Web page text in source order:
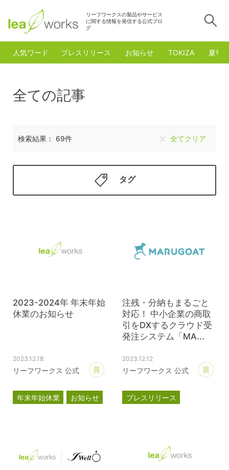
リーフワークスの製品やサービス
に関する情報を発信する公式ブロ
グ
人気ワード プレスリリース お知らせ TOKIZA 夏季
全ての記事
検索結果： 69件 全てクリア
タグ
2023-2024年 年末年始
休業のお知らせ
2023.12.18
リーフワークス 公式
あとで読む
年末年始休業 お知らせ
注残・分納もまるごと
対応！ 中小企業の商取
引をDXするクラウド受
発注システム「MA...
2023.12.12
リーフワークス 公式
プレスリリース